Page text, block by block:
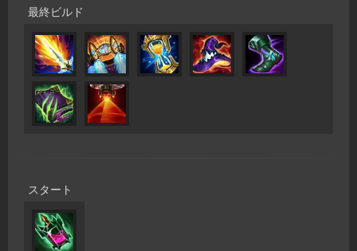
最終ビルド
スタート